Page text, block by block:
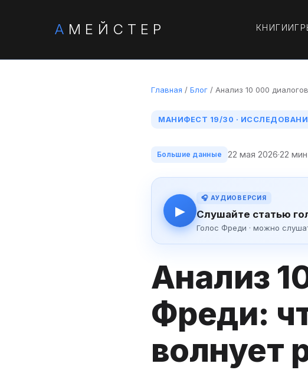
А МЕЙСТЕР КНИГИ
Главная / Блог / Анализ 10 000
МАНИФЕСТ 19/30 ·
Большие данные 22 мая 2026·22
▶
🎧 АУДИОВЕРСИЯ
Слушайте статью
Голос Фреди · можно
Анализ
Фреди:
волнует